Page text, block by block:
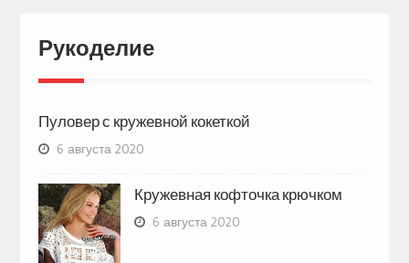
Рукоделие
Пуловер с кружевной кокеткой
6 августа 2020
Кружевная кофточка крючком
6 августа 2020